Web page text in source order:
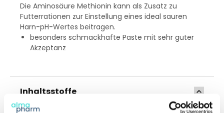
Die Aminosäure Methionin kann als Zusatz zu
Futterrationen zur Einstellung eines ideal sauren
Harn-pH-Wertes beitragen.
besonders schmackhafte Paste mit sehr guter
Akzeptanz
Inhaltsstoffe